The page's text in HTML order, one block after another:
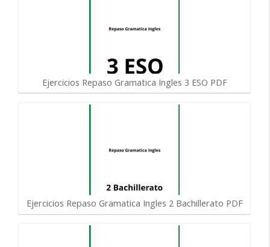
Ejercicios Repaso Gramatica Ingles 3 ESO PDF
Ejercicios Repaso Gramatica Ingles 2 Bachillerato PDF